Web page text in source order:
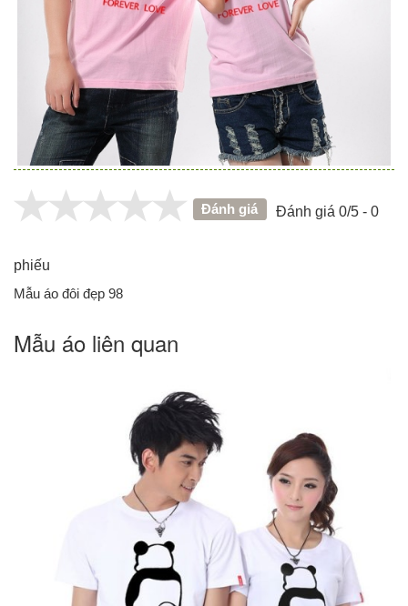
Đánh giá Đánh giá 0/5 - 0
phiếu
Mẫu áo đôi đẹp 98
Mẫu áo liên quan